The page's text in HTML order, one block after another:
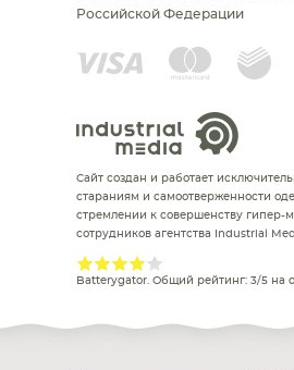
Российской Федерации
Сайт создан и работает
стараниям и самоотверженности
стремлении к совершенству гипер-
сотрудников агентства Industrial
Batterygator. Общий рейтинг: 3/5 на